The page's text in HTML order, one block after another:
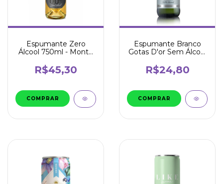
Espumante Zero
Álcool 750ml - Monte
R$45,30
Espumante Branco
Gotas D'or Sem Álcool
R$24,80